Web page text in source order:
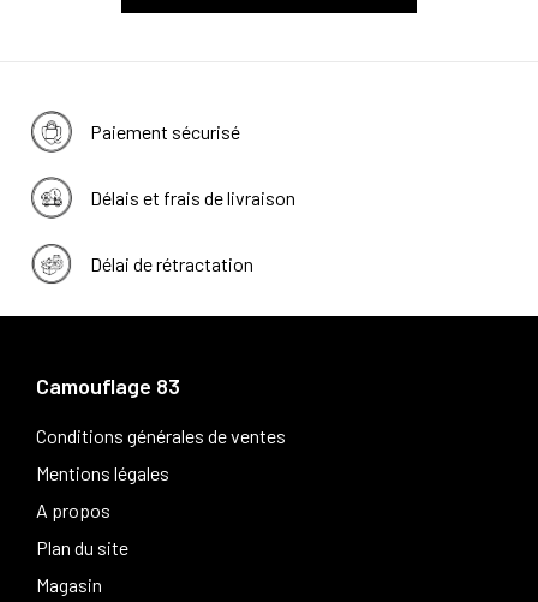
Paiement sécurisé
Délais et frais de livraison
Délai de rétractation
Camouflage 83
Conditions générales de ventes
Mentions légales
A propos
Plan du site
Magasin